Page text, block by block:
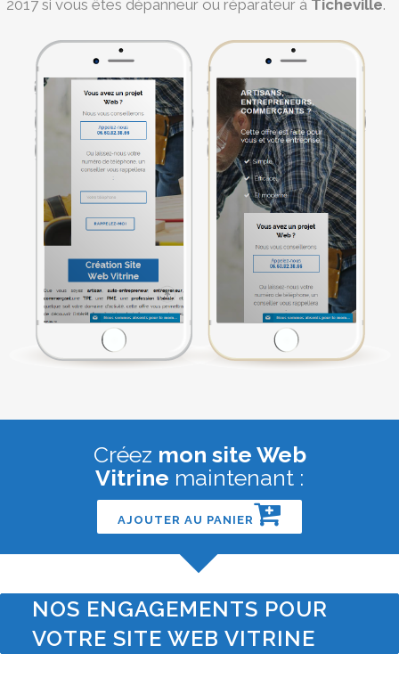
2017 si vous êtes dépanneur ou réparateur à Ticheville.
Créez mon site Web
Vitrine maintenant :
AJOUTER AU PANIER
NOS ENGAGEMENTS POUR
VOTRE SITE WEB VITRINE